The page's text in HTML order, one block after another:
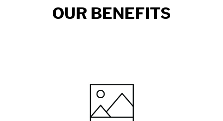
OUR BENEFITS